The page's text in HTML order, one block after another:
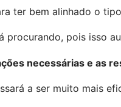
ter bem alinhado o
pois isso
necessárias e as
a ser muito mais